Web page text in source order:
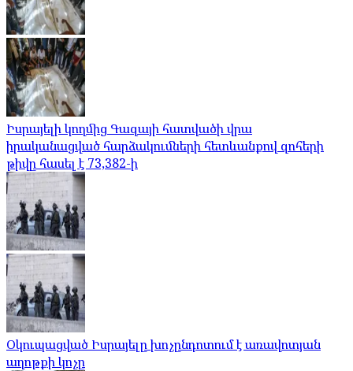
Իսրայելի կողմից Գազայի հատվածի վրա
իրականացված հարձակումների հետևանքով զոհերի
թիվը հասել է 73,382-ի
Օկուպացված Իսրայելը խոչընդոտում է առավոտյան
աղոթքի կոչը